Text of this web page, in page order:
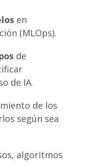
en
(MLOps).
de
de IA.
de los
según sea
algoritmos